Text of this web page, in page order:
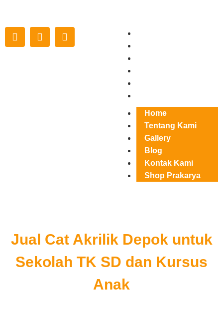
Home
Tentang Kami
Gallery
Blog
Kontak Kami
Shop Prakarya
Jual Cat Akrilik Depok untuk
Sekolah TK SD dan Kursus
Anak